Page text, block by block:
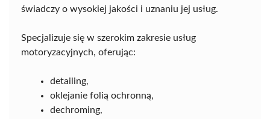
świadczy o wysokiej jakości i uznaniu jej usług.
Specjalizuje się w szerokim zakresie usług
motoryzacyjnych, oferując:
detailing,
oklejanie folią ochronną,
dechroming,